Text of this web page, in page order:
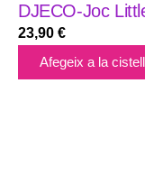
DJECO-Joc
23,90 €
Afegeix a la